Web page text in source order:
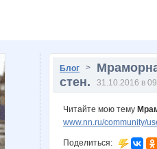
Блог >
стен.
31.10.2016 в
Читайте мою тему
www.nn.ru/community/
Поделиться: